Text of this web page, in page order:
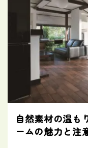
自然素材の温も
ームの魅力と注